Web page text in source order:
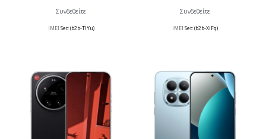
Συνδεθείτε
IMEI Set: (b2b-TlYu)
Συνδεθείτε
IMEI Set: (b2b-XiFq)